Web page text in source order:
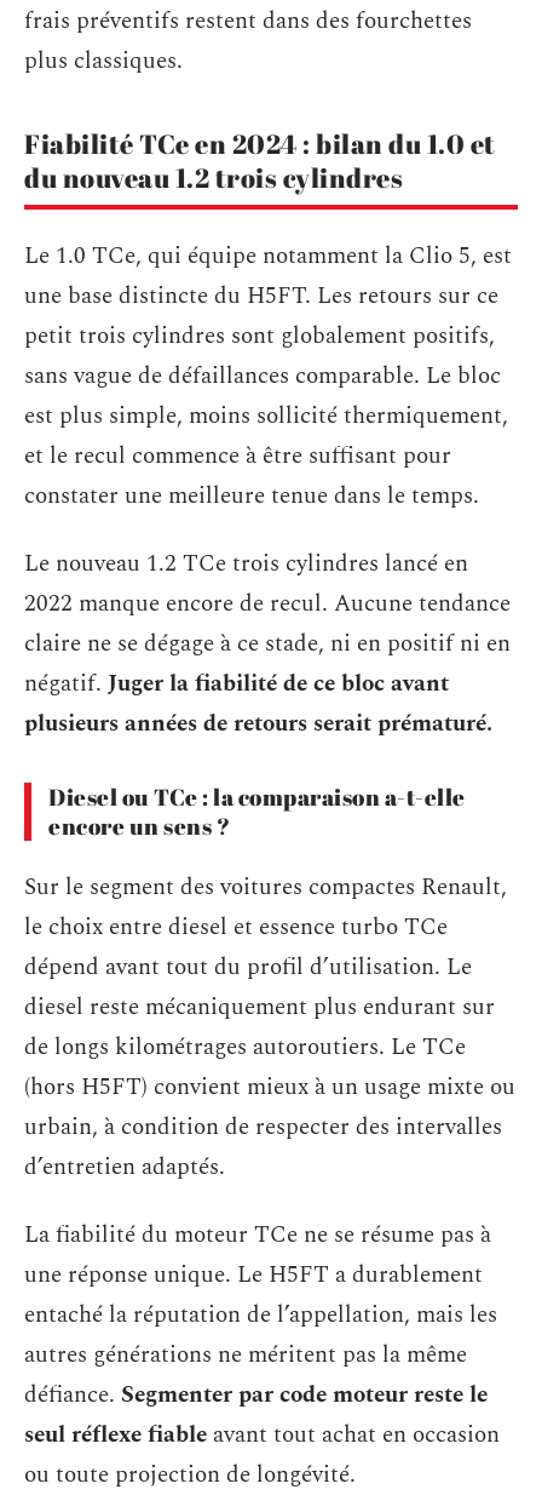
frais préventifs restent dans des fourchettes
plus classiques.
Fiabilité TCe en 2024 : bilan du 1.0 et
du nouveau 1.2 trois cylindres
Le 1.0 TCe, qui équipe notamment la Clio 5, est
une base distincte du H5FT. Les retours sur ce
petit trois cylindres sont globalement positifs,
sans vague de défaillances comparable. Le bloc
est plus simple, moins sollicité thermiquement,
et le recul commence à être suffisant pour
constater une meilleure tenue dans le temps.
Le nouveau 1.2 TCe trois cylindres lancé en
2022 manque encore de recul. Aucune tendance
claire ne se dégage à ce stade, ni en positif ni en
négatif. Juger la fiabilité de ce bloc avant
plusieurs années de retours serait prématuré.
Diesel ou TCe : la comparaison a-t-elle
encore un sens ?
Sur le segment des voitures compactes Renault,
le choix entre diesel et essence turbo TCe
dépend avant tout du profil d’utilisation. Le
diesel reste mécaniquement plus endurant sur
de longs kilométrages autoroutiers. Le TCe
(hors H5FT) convient mieux à un usage mixte ou
urbain, à condition de respecter des intervalles
d’entretien adaptés.
La fiabilité du moteur TCe ne se résume pas à
une réponse unique. Le H5FT a durablement
entaché la réputation de l’appellation, mais les
autres générations ne méritent pas la même
défiance. Segmenter par code moteur reste le
seul réflexe fiable avant tout achat en occasion
ou toute projection de longévité.